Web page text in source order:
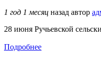
1 год 1 месяц назад автор
28 июня Ручьевской
Подробнее